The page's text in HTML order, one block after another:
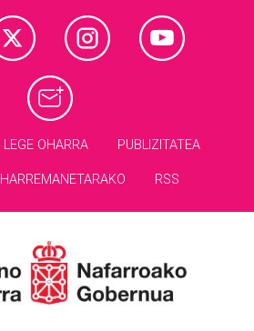
LEGE OHARRA PUBLIZITATEA
HARREMANETARAKO RSS